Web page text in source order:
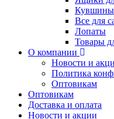
Кувшины
Все для
Лопаты
Товары
О компании
Новости и
Политика
Оптовикам
Оптовикам
Доставка и оплата
Новости и акции